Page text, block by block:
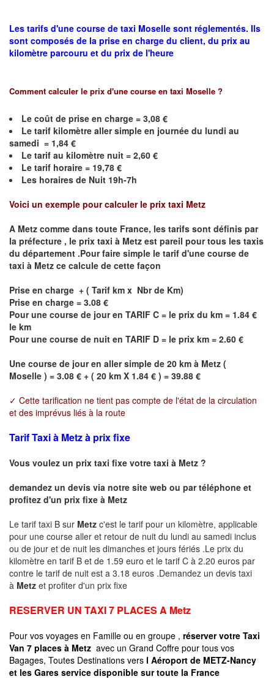
Les tarifs d'une course de taxi Moselle sont réglementés. Ils
sont composés de la prise en charge du client, du prix au
kilomètre parcouru et du prix de l'heure
Comment calculer le prix d'une course en taxi Moselle ?
Le coût de prise en charge = 3,08 €
Le tarif kilomètre aller simple en journée du lundi au
samedi = 1,84 €
Le tarif au kilomètre nuit = 2,60 €
Le tarif horaire = 19,78 €
Les horaires de Nuit 19h-7h
Voici un exemple pour calculer le prix taxi Metz
A Metz comme dans toute France, les tarifs sont définis par
la préfecture , le prix taxi à Metz est pareil pour tous les taxis
du département .Pour faire simple le tarif d'une course de
taxi à Metz ce calcule de cette façon
Prise en charge + ( Tarif km x Nbr de Km)
Prise en charge = 3.08 €
Pour une course de jour en TARIF C = le prix du km = 1.84 €
le km
Pour une course de nuit en TARIF D = le prix km = 2.60 €
Une course de jour en aller simple de 20 km à Metz (
Moselle ) = 3.08 € + ( 20 km X 1.84 € ) = 39.88 €
✓ Cette tarification ne tient pas compte de l'état de la circulation
et des imprévus liés à la route
Tarif Taxi à Metz à prix fixe
Vous voulez un prix taxi fixe votre taxi à Metz ?
demandez un devis via notre site web ou par téléphone et
profitez d'un prix fixe à Metz
Le tarif taxi B sur Metz c'est le tarif pour un kilomètre, applicable
pour une course aller et retour de nuit du lundi au samedi inclus
ou de jour et de nuit les dimanches et jours fériés .Le prix du
kilomètre en tarif B et de 1.59 euro et le tarif C à 2.20 euros par
contre le tarif de nuit est a 3.18 euros .Demandez un devis taxi
à Metz et profiter d'un prix fixe
RESERVER UN TAXI 7 PLACES A Metz
Pour vos voyages en Famille ou en groupe , réserver votre Taxi
Van 7 places à Metz avec un Grand Coffre pour tous vos
Bagages, Toutes Destinations vers l Aéroport de METZ-Nancy
et les Gares service disponible sur toute la France